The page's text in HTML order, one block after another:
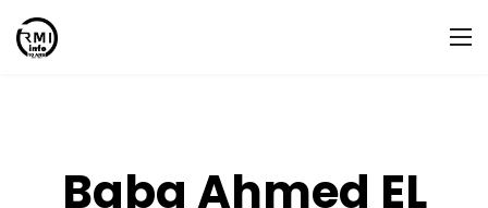
Baba Ahmed EL